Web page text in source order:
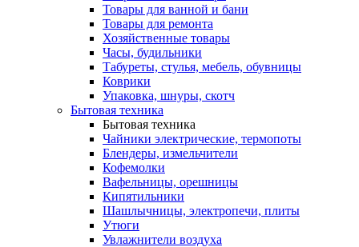
Товары для ванной и бани
Товары для ремонта
Хозяйственные товары
Часы, будильники
Табуреты, стулья, мебель, обувницы
Коврики
Упаковка, шнуры, скотч
Бытовая техника
Бытовая техника
Чайники электрические, термопоты
Блендеры, измельчители
Кофемолки
Вафельницы, орешницы
Кипятильники
Шашлычницы, электропечи, плиты
Утюги
Увлажнители воздуха